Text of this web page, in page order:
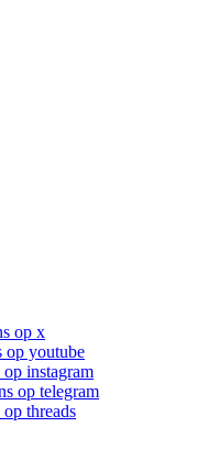
op x
op youtube
instagram
op telegram
threads